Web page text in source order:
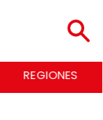
REGIONES